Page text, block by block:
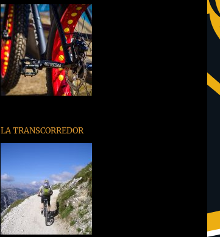
LA TRANSCORREDOR